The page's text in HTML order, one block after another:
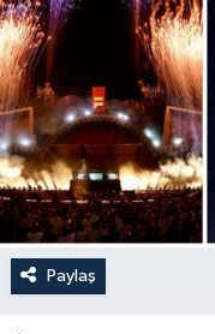
Paylaş